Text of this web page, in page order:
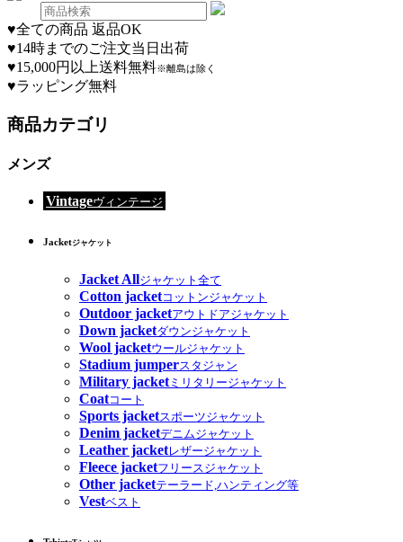
♥全ての商品 返品OK
♥14時までのご注文当日出荷
♥15,000円以上送料無料※離島は除く
♥ラッピング無料
商品カテゴリ
メンズ
Vintageヴィンテージ
Jacketジャケット
Jacket Allジャケット全て
Cotton jacketコットンジャケット
Outdoor jacketアウトドアジャケット
Down jacketダウンジャケット
Wool jacketウールジャケット
Stadium jumperスタジャン
Military jacketミリタリージャケット
Coatコート
Sports jacketスポーツジャケット
Denim jacketデニムジャケット
Leather jacketレザージャケット
Fleece jacketフリースジャケット
Other jacketテーラード,ハンティング等
Vestベスト